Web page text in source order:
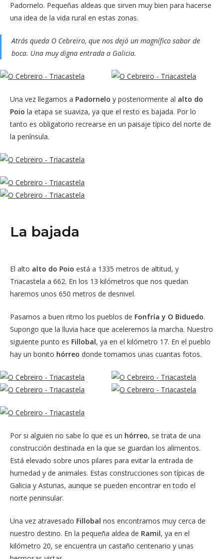
Padornelo. Pequeñas aldeas que sirven muy bien para hacerse
una idea de la vida rural en estas zonas.
Atrás queda O Cebreiro, que nos dejó un magnífico sabor de
boca. Una muy digna entrada a Galicia.
Una vez llegamos a Padornelo y posteriormente al alto do
Poio la etapa se suaviza, ya que el resto es bajada. Por lo
tanto es obligatorio recrearse en un paisaje típico del norte de
la península.
La bajada
El alto alto do Poio está a 1335 metros de altitud, y
Triacastela a 662. En los 13 kilómetros que nos quedan
haremos unos 650 metros de desnivel.
Pasamos a buen ritmo los pueblos de Fonfría y O Biduedo.
Supongo que la lluvia hace que aceleremos la marcha. Nuestro
siguiente punto es Fillobal, ya en el kilómetro 17. En el pueblo
hay un bonito hórreo donde tomamos unas cuantas fotos.
Por si alguien no sabe lo que es un hórreo, se trata de una
construcción destinada en la que se guardan los alimentos.
Está elevado sobre unos pilares para evitar la entrada de
humedad y de animales. Estas construcciones son típicas de
Galicia y Asturias, aunque se pueden encontrar en todo el
norte peninsular.
Una vez atravesado Fillobal nos encontramos muy cerca de
nuestro destino. En la pequeña aldea de Ramil, ya en el
kilómetro 20, se encuentra un castaño centenario y unas